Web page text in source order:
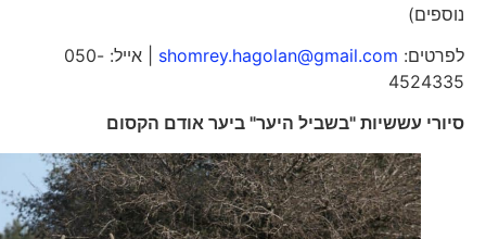
נוספים)
לפרטים:shomrey.hagolan@gmail.com
| אייל: 050-
4524335
סיורי עששיות "בשביל היער" ביער אודם הקסום